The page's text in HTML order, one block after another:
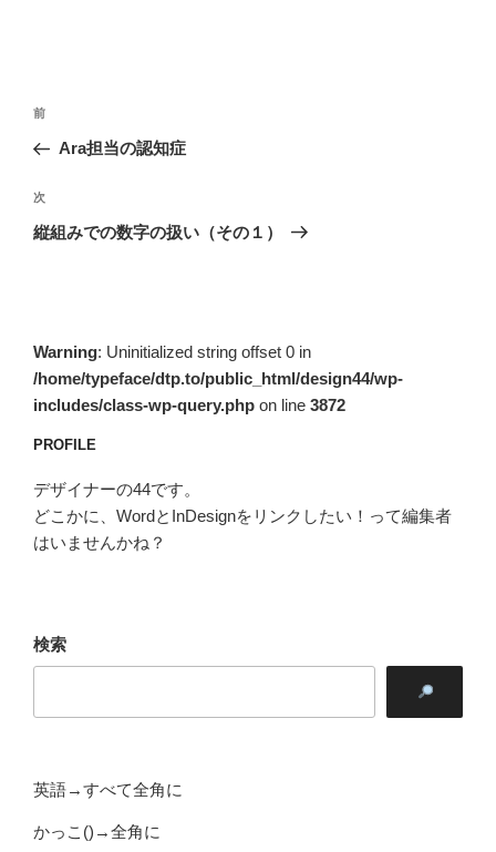
投
ナ
ビ
ゲ
ン
前
の
稿
前
Ara担当の認知症
次
の
次
縦組みでの数字の扱い（その１）
Warning: Uninitialized string offset 0 in
/home/typeface/dtp.to/public_html/design44/wp-
includes/class-wp-query.php on line 3872
PROFILE
デザイナーの44です。
どこかに、WordとInDesignをリンクしたい！って編集者
はいませんかね？
検索
英語→すべて全角に
かっこ()→全角に